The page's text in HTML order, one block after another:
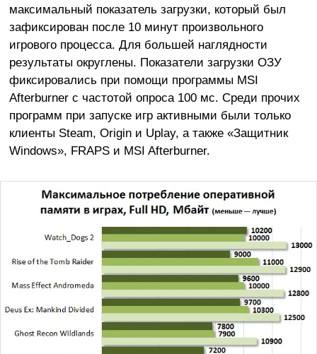
максимальный показатель загрузки, который был
зафиксирован после 10 минут произвольного
игрового процесса. Для большей наглядности
результаты округлены. Показатели загрузки ОЗУ
фиксировались при помощи программы MSI
Afterburner с частотой опроса 100 мс. Среди прочих
программ при запуске игр активными были только
клиенты Steam, Origin и Uplay, а также «Защитник
Windows», FRAPS и MSI Afterburner.